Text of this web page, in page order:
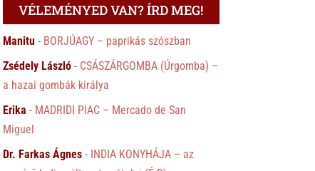
VÉLEMÉNYED VAN? ÍRD MEG!
Manitu - BORJÚAGY – paprikás szószban
Zsédely László - CSÁSZÁRGOMBA (Úrgomba) –
a hazai gombák királya
Erika - MADRIDI PIAC – Mercado de San
Miguel
Dr. Farkas Ágnes - INDIA KONYHÁJA – az